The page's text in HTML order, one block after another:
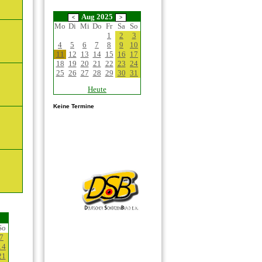
7
Aug 2025
Mo Di Mi Do Fr Sa
So
1
2
3
4
5 6 7 8 9
10
11
12 13 14 15 16 17
18 19 20 21 22 23 24
25 26 27 28 29 30 31
Heute
Keine Termine